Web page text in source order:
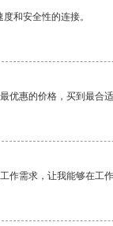
和安全性的连接。
优惠的价格，买到最合适
作需求，让我能够在工作